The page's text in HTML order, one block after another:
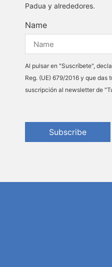
Padua y alrededores.
Name
Al pulsar en "Suscríbete",
Reg. (UE) 679/2016 y que
suscripción al newsletter de
Subscribe